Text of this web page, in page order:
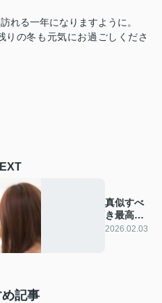
れる一年になりますように。
りの冬も元気にお過ごしくださ
真似すべ
き最高の
間取り
2026.02.03
記事